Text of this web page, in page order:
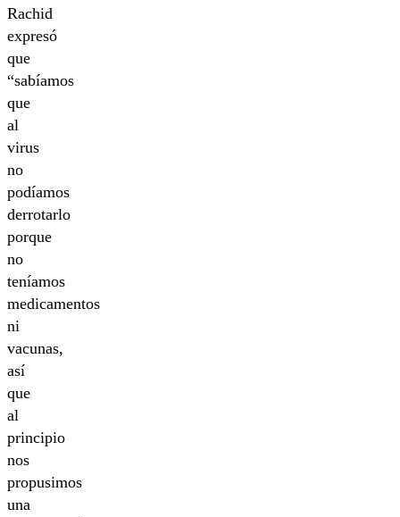
Rachid
expresó
que
“sabíamos
que
al
virus
no
podíamos
derrotarlo
porque
no
teníamos
medicamentos
ni
vacunas,
así
que
al
principio
nos
propusimos
una